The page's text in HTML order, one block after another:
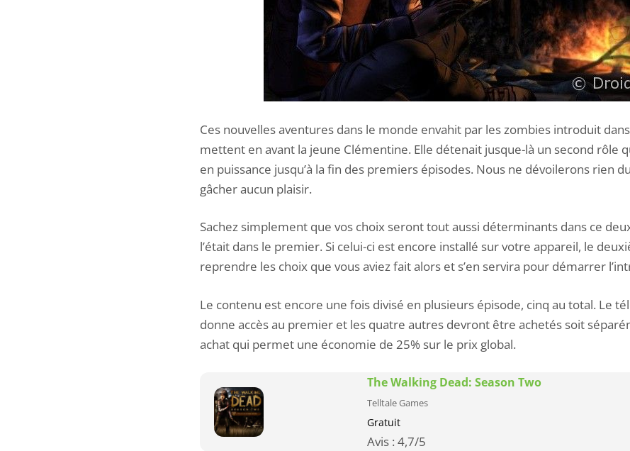
Ces nouvelles aventures dans le monde envahit par les zombies introduit
mettent en avant la jeune Clémentine. Elle détenait jusque-là un second rôle
en puissance jusqu’à la fin des premiers épisodes. Nous ne dévoilerons rien
gâcher aucun plaisir.
Sachez simplement que vos choix seront tout aussi déterminants dans ce
l’était dans le premier. Si celui-ci est encore installé sur votre appareil, le
reprendre les choix que vous aviez fait alors et s’en servira pour démarrer
Le contenu est encore une fois divisé en plusieurs épisode, cinq au total. Le
donne accès au premier et les quatre autres devront être achetés soit
achat qui permet une économie de 25% sur le prix global.
The Walking Dead: Season Two
Telltale Games
Gratuit
Avis : 4,7/5